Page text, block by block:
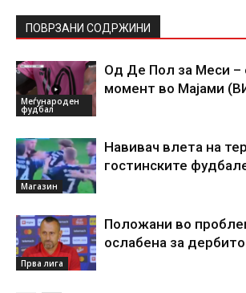
ПОВРЗАНИ СОДРЖИНИ
Меѓународен
фудбал
Од Де Пол за Меси –
момент во Мајами
Магазин
Навивач влета на
гостинските
Прва лига
Положани во
ослабена за